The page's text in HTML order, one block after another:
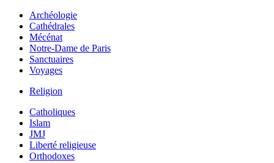
Archéologie
Cathédrales
Mécénat
Notre-Dame de Paris
Sanctuaires
Voyages
Religion
Catholiques
Islam
JMJ
Liberté religieuse
Orthodoxes